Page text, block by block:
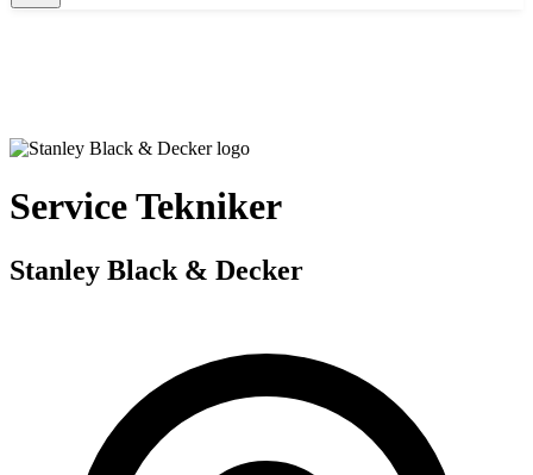
Service Tekniker
Stanley Black & Decker